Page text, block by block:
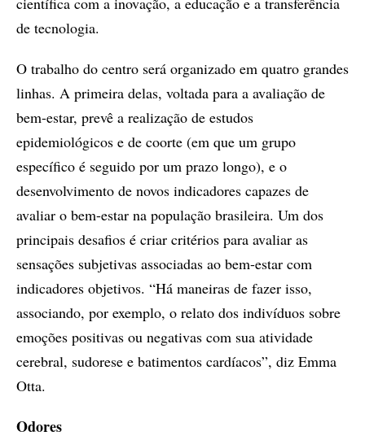
de tecnologia.
O trabalho do centro será organizado em quatro grandes
linhas. A primeira delas, voltada para a avaliação de
bem-estar, prevê a realização de estudos
epidemiológicos e de coorte (em que um grupo
específico é seguido por um prazo longo), e o
desenvolvimento de novos indicadores capazes de
avaliar o bem-estar na população brasileira. Um dos
principais desafios é criar critérios para avaliar as
sensações subjetivas associadas ao bem-estar com
indicadores objetivos. “Há maneiras de fazer isso,
associando, por exemplo, o relato dos indivíduos sobre
emoções positivas ou negativas com sua atividade
cerebral, sudorese e batimentos cardíacos”, diz Emma
Otta.
Odores